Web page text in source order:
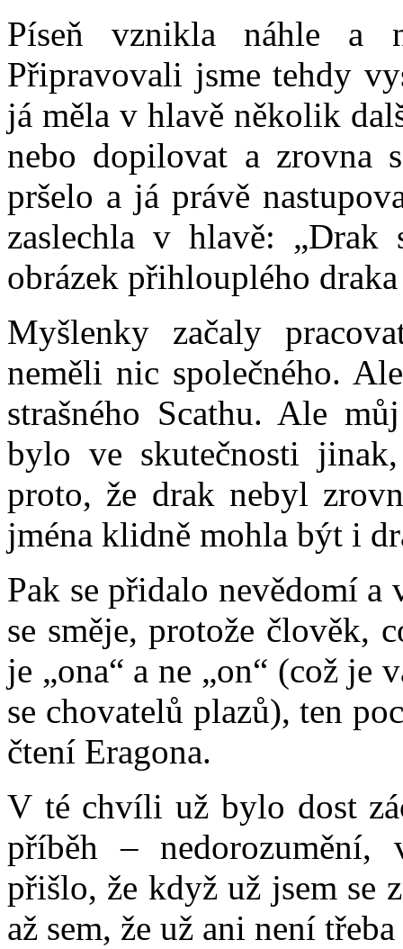
Píseň vznikla náhle a
Připravovali jsme tehdy
já měla v hlavě několik
nebo dopilovat a zrovna
pršelo a já právě
zaslechla v hlavě:
obrázek přihlouplého
Myšlenky začaly
neměli nic společného.
strašného Scathu. Ale
bylo ve skutečnosti
proto, že drak nebyl
jména klidně mohla být i
Pak se přidalo nevědomí
se směje, protože člověk,
je „ona“ a ne „on“ (což je
se chovatelů plazů), ten
čtení Eragona.
V té chvíli už bylo dost
příběh – nedorozumění,
přišlo, že když už jsem se
až sem, že už ani není